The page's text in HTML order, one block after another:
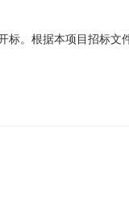
。根据本项目招标文
子母车位1